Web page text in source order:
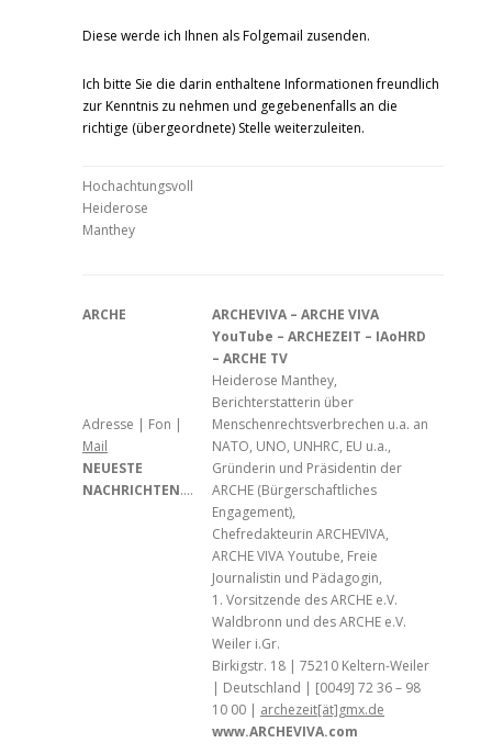
Diese werde ich Ihnen als Folgemail zusenden.
Ich bitte Sie die darin enthaltene Informationen freundlich
zur Kenntnis zu nehmen und gegebenenfalls an die
richtige (übergeordnete) Stelle weiterzuleiten.
Hochachtungsvoll
Heiderose
Manthey
ARCHE
Adresse | Fon |
Mail
NEUESTE
NACHRICHTEN….
ARCHEVIVA – ARCHE VIVA
YouTube – ARCHEZEIT – IAoHRD
– ARCHE TV
Heiderose Manthey,
Berichterstatterin über
Menschenrechtsverbrechen u.a. an
NATO, UNO, UNHRC, EU u.a.,
Gründerin und Präsidentin der
ARCHE (Bürgerschaftliches
Engagement),
Chefredakteurin ARCHEVIVA,
ARCHE VIVA Youtube, Freie
Journalistin und Pädagogin,
1. Vorsitzende des ARCHE e.V.
Waldbronn und des ARCHE e.V.
Weiler i.Gr.
Birkigstr. 18 | 75210 Keltern-Weiler
| Deutschland | [0049] 72 36 – 98
10 00 | archezeit[ät]gmx.de
www.ARCHEVIVA.com